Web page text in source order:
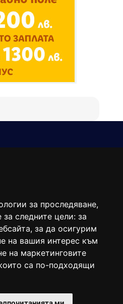
за проследяване,
следните цели: за
, за да осигурим
на вашия интерес към
на маркетинговите
са по-подходящи